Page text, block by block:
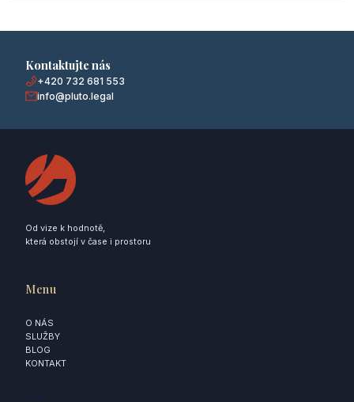
Kontaktujte nás
+420 732 681 553
info@pluto.legal
Od vize k hodnotě,
která obstojí v čase i prostoru
Menu
O NÁS
SLUŽBY
BLOG
KONTAKT